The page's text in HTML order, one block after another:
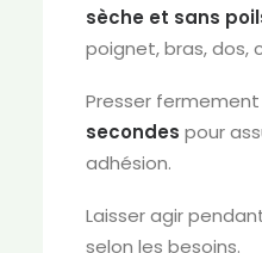
sèche et sans
poignet, bras, dos,
Presser
secondes pour
adhésion.
Laisser agir
selon les besoins.